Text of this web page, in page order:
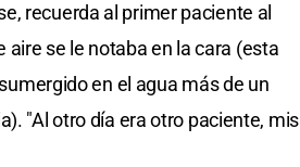
recuerda al primer paciente al
se le notaba en la cara (esta
en el agua más de un
"Al otro día era otro paciente, mis